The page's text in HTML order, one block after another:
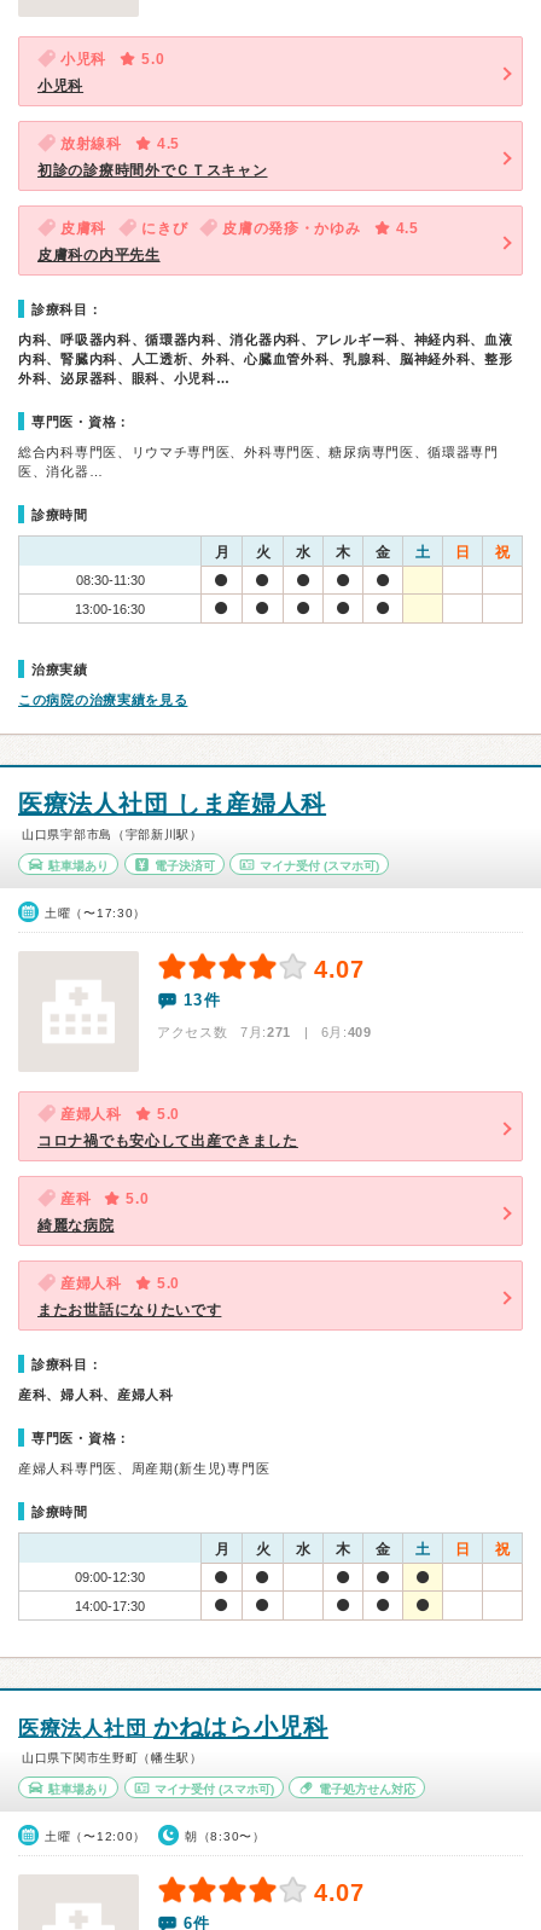
小児科
5.0
小児科
放射線科
4.5
初診の診療時間外でＣＴスキャン
皮膚科 にきび 皮膚の発疹・かゆみ
4.5
皮膚科の内平先生
診療科目：
内科、呼吸器内科、循環器内科、消化器内科、アレルギー科、神経内科、血液
内科、腎臓内科、人工透析、外科、心臓血管外科、乳腺科、脳神経外科、整形
外科、泌尿器科、眼科、小児科…
専門医・資格：
総合内科専門医、リウマチ専門医、外科専門医、糖尿病専門医、循環器専門
医、消化器…
診療時間
月 火 水 木 金 土 日 祝
08:30-11:30
13:00-16:30
治療実績
この病院の治療実績を見る
医療法人社団 しま産婦人科
山口県宇部市島（宇部新川駅）
駐車場あり 電子決済可 マイナ受付 (スマホ可)
土曜（〜17:30）
4.07
13件
アクセス数 7月:271 | 6月:409
産婦人科
5.0
コロナ禍でも安心して出産できました
産科
5.0
綺麗な病院
産婦人科
5.0
またお世話になりたいです
診療科目：
産科、婦人科、産婦人科
専門医・資格：
産婦人科専門医、周産期(新生児)専門医
診療時間
月 火 水 木 金 土 日 祝
09:00-12:30
14:00-17:30
医療法人社団 かねはら小児科
山口県下関市生野町（幡生駅）
駐車場あり マイナ受付(スマホ可) 電子処方せん対応
土曜（〜12:00） 朝（8:30〜）
4.07
6件